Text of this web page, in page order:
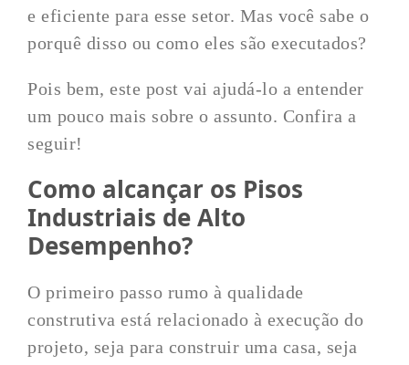
e eficiente para esse setor. Mas você sabe o
porquê disso ou como eles são executados?
Pois bem, este post vai ajudá-lo a entender
um pouco mais sobre o assunto. Confira a
seguir!
Como alcançar os Pisos
Industriais de Alto
Desempenho?
O primeiro passo rumo à qualidade
construtiva está relacionado à execução do
projeto, seja para construir uma casa, seja